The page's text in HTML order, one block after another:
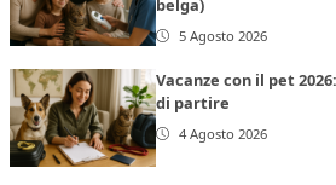
belga)
5 Agosto 2026
Vacanze con il pet
di partire
4 Agosto 2026